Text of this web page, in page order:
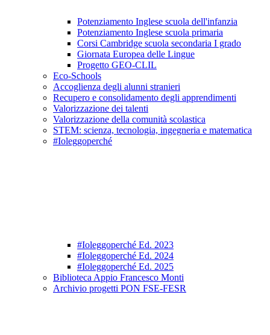
Potenziamento Inglese scuola dell'infanzia
Potenziamento Inglese scuola primaria
Corsi Cambridge scuola secondaria I grado
Giornata Europea delle Lingue
Progetto GEO-CLIL
Eco-Schools
Accoglienza degli alunni stranieri
Recupero e consolidamento degli apprendimenti
Valorizzazione dei talenti
Valorizzazione della comunità scolastica
STEM: scienza, tecnologia, ingegneria e matematica
#Ioleggoperché
#Ioleggoperché Ed. 2023
#Ioleggoperché Ed. 2024
#Ioleggoperché Ed. 2025
Biblioteca Appio Francesco Monti
Archivio progetti PON FSE-FESR